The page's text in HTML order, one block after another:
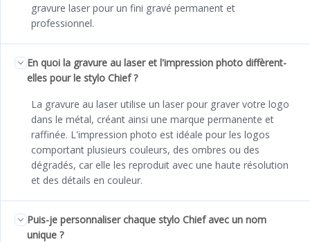
gravure laser pour un fini gravé permanent et
professionnel.
En quoi la gravure au laser et l'impression photo diffèrent-
elles pour le stylo Chief ?
La gravure au laser utilise un laser pour graver votre logo
dans le métal, créant ainsi une marque permanente et
raffinée. L'impression photo est idéale pour les logos
comportant plusieurs couleurs, des ombres ou des
dégradés, car elle les reproduit avec une haute résolution
et des détails en couleur.
Puis-je personnaliser chaque stylo Chief avec un nom
unique ?